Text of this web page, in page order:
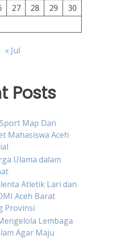
27 28 29
30
« Jul
Posts
Map Dan
Mahasiswa Aceh
Ulama dalam
Atletik Lari dan
Aceh Barat
Provinsi
Lembaga
Agar Maju